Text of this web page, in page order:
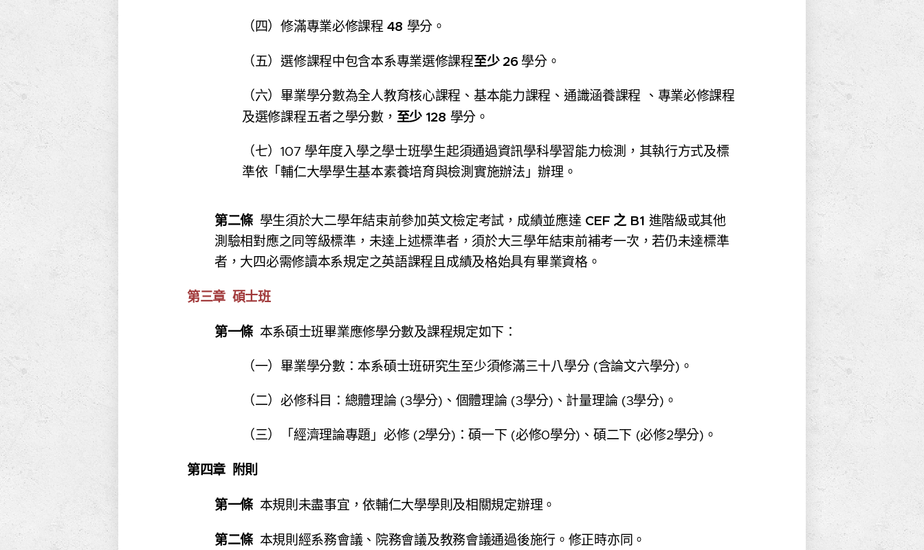
（四）修滿專業必修課程 48 學分。
（五）選修課程中包含本系專業選修課程至少 26 學分。
（六）畢業學分數為全人教育核心課程、基本能力課程、通識涵養課程 、專業必修課程
及選修課程五者之學分數， 至少 128 學分。
（七）107 學年度入學之學士班學生起須通過資訊學科學習能力檢測，其執行方式及標
準依「輔仁大學學生基本素養培育與檢測實施辦法」辦理。
第二條 學生須於大二學年結束前參加英文檢定考試，成績並應達 CEF 之 B1 進階級或其他
測驗相對應之同等級標準，未達上述標準者，須於大三學年結束前補考一次，若仍未達標準
者，大四必需修讀本系規定之英語課程且成績及格始具有畢業資格。
第三章 碩士班
第一條 本系碩士班畢業應修學分數及課程規定如下：
（一）畢業學分數：本系碩士班研究生至少須修滿三十八學分 (含論文六學分)。
（二）必修科目：總體理論 (3學分)、個體理論 (3學分)、計量理論 (3學分)。
（三）「經濟理論專題」必修 (2學分)：碩一下 (必修0學分)、碩二下 (必修2學分)。
第四章 附則
第一條 本規則未盡事宜，依輔仁大學學則及相關規定辦理。
第二條 本規則經系務會議、院務會議及教務會議通過後施行。修正時亦同。